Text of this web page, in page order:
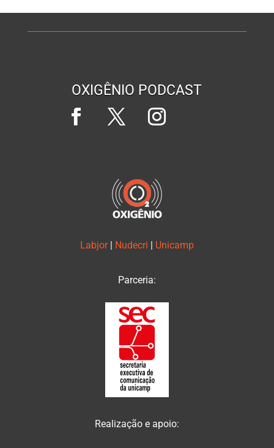
OXIGÊNIO PODCAST
Labjor Nudecri Unicamp
Parceria:
Realização e apoio: